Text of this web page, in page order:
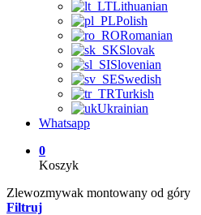
Lithuanian
Polish
Romanian
Slovak
Slovenian
Swedish
Turkish
Ukrainian
Whatsapp
0
Koszyk
Zlewozmywak montowany od góry
Filtruj